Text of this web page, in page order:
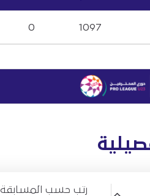
1097
0
رتب حسب المسابقة